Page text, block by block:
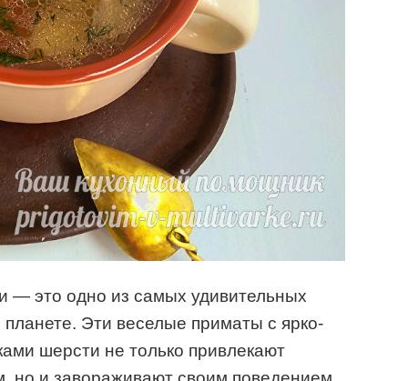
— это одно из самых удивительных
Эти веселые приматы с ярко-
шерсти не только привлекают